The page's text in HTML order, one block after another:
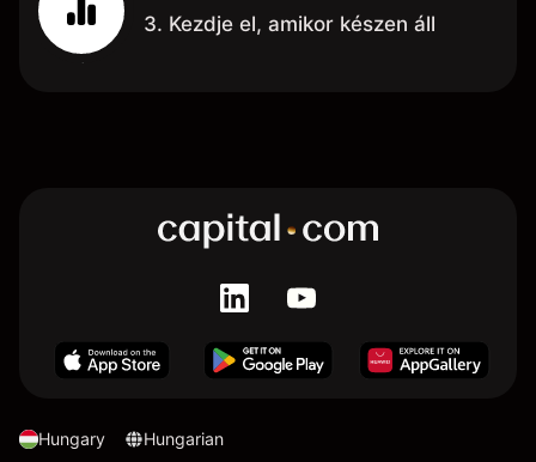
3. Kezdje el, amikor készen áll
Hungary Hungarian